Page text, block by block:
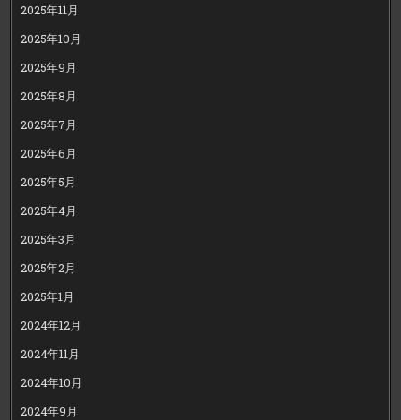
2025年11月
2025年10月
2025年9月
2025年8月
2025年7月
2025年6月
2025年5月
2025年4月
2025年3月
2025年2月
2025年1月
2024年12月
2024年11月
2024年10月
2024年9月